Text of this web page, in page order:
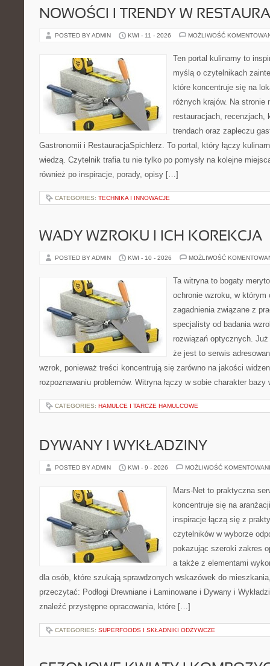
NOWOŚCI I TRENDY W
POSTED BY ADMIN KWI - 11 - 2026 MOŻLIWOŚĆ
Ten portal kulinarny to
myślą o czytelnikach
które koncentruje się na
różnych krajów. Na stronie
restauracjach, recenzjach,
trendach oraz zapleczu
Gastronomii i RestauracjaSpichlerz. To portal, który łączy
wiedzą. Czytelnik trafia tu nie tylko po pomysły na kolejne
również po inspiracje, porady, opisy […]
CATEGORIES: TECHNIKA I INNOWACJE
WADY WZROKU I ICH KOREKCJA
POSTED BY ADMIN KWI - 10 - 2026 MOŻLIWOŚĆ
Ta witryna to bogaty
ochronie wzroku, w
zagadnienia związane z
specjalisty od badania
rozwiązań optycznych.
że jest to serwis
wzrok, ponieważ treści koncentrują się zarówno na jakości
rozpoznawaniu problemów. Witryna łączy w sobie charakter
CATEGORIES: HAMULCE I TARCZE HAMULCOWE
DYWANY I WYKŁADZINY
POSTED BY ADMIN KWI - 9 - 2026 MOŻLIWOŚĆ
Mars-Net to praktyczna
koncentruje się na
inspiracje łączą się z
czytelników w wyborze
pokazując szeroki zakres
a także z elementami
dla osób, które szukają sprawdzonych wskazówek do
przeczytać: Podłogi Drewniane i Laminowane i Dywany i
znaleźć przystępne opracowania, które […]
CATEGORIES: SUPERFOODS I SKŁADNIKI ODŻYWCZE